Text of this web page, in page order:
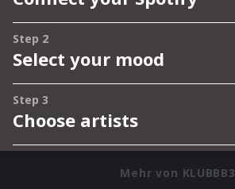
Mehr von KLUBBB3